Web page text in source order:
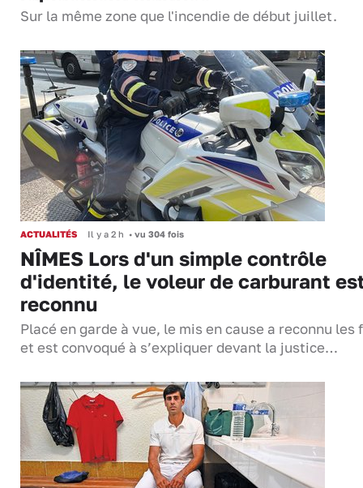
Sur la même zone que l'incendie de début juillet.
ACTUALITÉS Il y a 2 h • vu 304 fois
NÎMES Lors d'un simple contrôle
d'identité, le voleur de carburant
reconnu
Placé en garde à vue, le mis en cause a reconnu les
et est convoqué à s’expliquer devant la justice…